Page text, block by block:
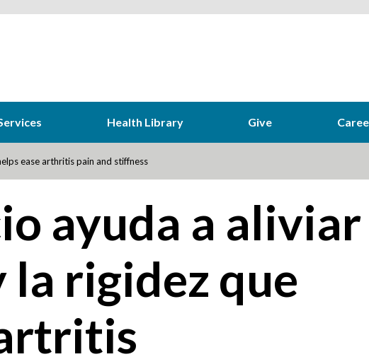
Health Library Give
ease arthritis pain and stiffness
ayuda a aliviar
la rigidez que